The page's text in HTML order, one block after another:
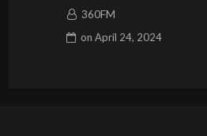
360FM
onApril 24, 2024